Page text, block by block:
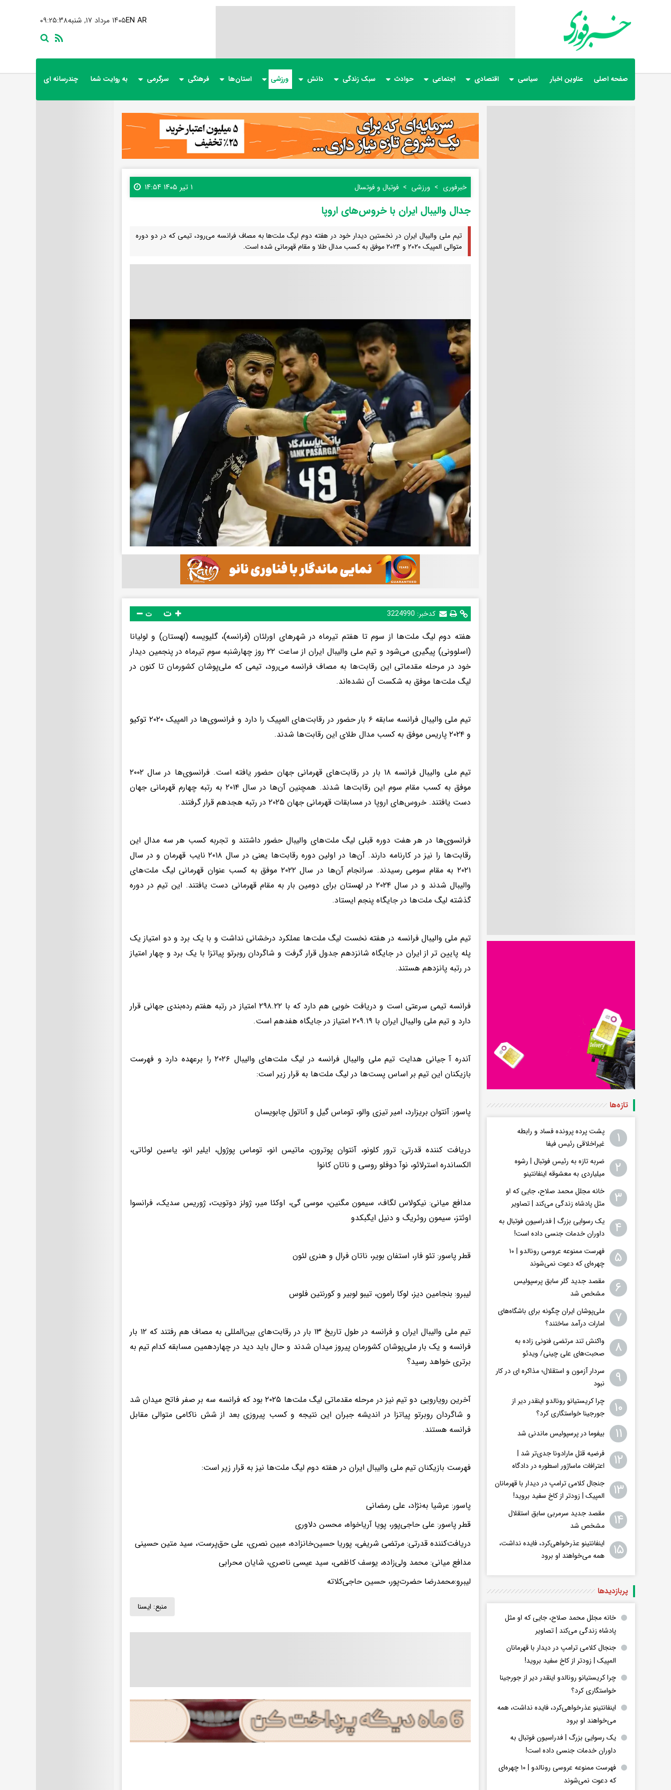
۰۹:۲۵:۳۹ ۱۴۰۵ مرداد ۱۷, شنبهEN AR
صفحه اصلی عناوین اخبار سیاسی اقتصادی اجتماعی حوادث سبک زندگی دانش ورزشی استان‌ها فرهنگی سرگرمی به روایت شما چندرسانه ای
خبرفوری ورزشی فوتبال و فوتسال ۱ تیر ۱۴۰۵ ۱۴:۵۴
جدال والیبال ایران با خروس‌های اروپا
تیم ملی والیبال ایران در نخستین دیدار خود در هفته دوم لیگ ملت‌ها به مصاف فرانسه می‌رود، تیمی که در دو دوره
متوالی المپیک ۲۰۲۰ و ۲۰۲۴ موفق به کسب مدال طلا و مقام قهرمانی شده است.
کدخبر: 3224990 ت
هفته دوم لیگ ملت‌ها از سوم تا هفتم تیرماه در شهرهای اورلئان (فرانسه)، گلیویسه (لهستان) و لولیانا
(اسلوونی) پیگیری می‌شود و تیم ملی والیبال ایران از ساعت ۲۲ روز چهارشنبه سوم تیرماه در پنجمین دیدار
خود در مرحله مقدماتی این رقابت‌ها به مصاف فرانسه می‌رود، تیمی که ملی‌پوشان کشورمان تا کنون در
لیگ ملت‌ها موفق به شکست آن نشده‌اند.
تیم ملی والیبال فرانسه سابقه ۶ بار حضور در رقابت‌های المپیک را دارد و فرانسوی‌ها در المپیک ۲۰۲۰ توکیو
و ۲۰۲۴ پاریس موفق به کسب مدال طلای این رقابت‌ها شدند.
تیم ملی والیبال فرانسه ۱۸ بار در رقابت‌های قهرمانی جهان حضور یافته است. فرانسوی‌ها در سال ۲۰۰۲
موفق به کسب مقام سوم این رقابت‌ها شدند. همچنین آن‌ها در سال ۲۰۱۴ به رتبه چهارم قهرمانی جهان
دست یافتند. خروس‌های اروپا در مسابقات قهرمانی جهان ۲۰۲۵ در رتبه هجدهم قرار گرفتند.
فرانسوی‌ها در هر هفت دوره قبلی لیگ ملت‌های والیبال حضور داشتند و تجربه کسب هر سه مدال این
رقابت‌ها را نیز در کارنامه دارند. آن‌ها در اولین دوره رقابت‌ها یعنی در سال ۲۰۱۸ نایب قهرمان و در سال
۲۰۲۱ به مقام سومی رسیدند. سرانجام آن‌ها در سال ۲۰۲۲ موفق به کسب عنوان قهرمانی لیگ ملت‌های
والیبال شدند و در سال ۲۰۲۴ در لهستان برای دومین بار به مقام قهرمانی دست یافتند. این تیم در دوره
گذشته لیگ ملت‌ها در جایگاه پنجم ایستاد.
تیم ملی والیبال فرانسه در هفته نخست لیگ ملت‌ها عملکرد درخشانی نداشت و با یک برد و دو امتیاز یک
پله پایین تر از ایران در جایگاه شانزدهم جدول قرار گرفت و شاگردان روبرتو پیاتزا با یک برد و چهار امتیاز
در رتبه پانزدهم هستند.
فرانسه تیمی سرعتی است و دریافت خوبی هم دارد که با ۲۹۸.۲۲ امتیاز در رتبه هفتم رده‌بندی جهانی قرار
دارد و تیم ملی والیبال ایران با ۲۰۹.۱۹ امتیاز در جایگاه هفدهم است.
آندره آ جیانی هدایت تیم ملی والیبال فرانسه در لیگ ملت‌های والیبال ۲۰۲۶ را برعهده دارد و فهرست
بازیکنان این تیم بر اساس پست‌ها در لیگ ملت‌ها به قرار زیر است:
پاسور: آنتوان بریزارد، امیر تیزی والو، توماس گیل و آناتول چابویسان
دریافت کننده قدرتی: ترور کلونو، آنتوان پوترون، ماتیس انو، توماس پوژول، ایلیر انو، یاسین لوئاتی،
الکساندره استرلائو، نوآ دوفلو روسی و ناتان کانوا
مدافع میانی: نیکولاس لگاف، سیمون مگنین، موسی گی، اوکئا میر، ژولز دوتویت، ژوریس سدیک، فرانسوا
اوئتز، سیمون روئریگ و دنیل ایگبکدو
قطر پاسور: تئو فار، استفان بویر، ناتان فرال و هنری لئون
لیبرو: بنجامین دیز، لوکا رامون، تیبو لوبیر و کورنتین فلوس
تیم ملی والیبال ایران و فرانسه در طول تاریخ ۱۳ بار در رقابت‌های بین‌المللی به مصاف هم رفتند که ۱۲ بار
فرانسه و یک بار ملی‌پوشان کشورمان پیروز میدان شدند و حال باید دید در چهاردهمین مسابقه کدام تیم به
برتری خواهد رسید؟
آخرین رویارویی دو تیم نیز در مرحله مقدماتی لیگ ملت‌ها ۲۰۲۵ بود که فرانسه سه بر صفر فاتح میدان شد
و شاگردان روبرتو پیاتزا در اندیشه جبران این نتیجه و کسب پیروزی بعد از شش ناکامی متوالی مقابل
فرانسه هستند.
فهرست بازیکنان تیم ملی والیبال ایران در هفته دوم لیگ ملت‌ها نیز به قرار زیر است:
پاسور: عرشیا به‌نژاد، علی رمضانی
قطر پاسور: علی حاجی‌پور، پویا آریاخواه، محسن دلاوری
دریافت‌کننده قدرتی: مرتضی شریفی، پوریا حسین‌خانزاده، مبین نصری، علی حق‌پرست، سید متین حسینی
مدافع میانی: محمد ولی‌زاده، یوسف کاظمی، سید عیسی ناصری، شایان محرابی
لیبرو:محمدرضا حضرت‌پور، حسین حاجی‌کلاته
منبع: ايسنا
تازه‌ها
۱
پشت پرده پرونده فساد و رابطه
غیراخلاقی‌ رئیس فیفا
۲
ضربه تازه به رئیس فوتبال | رشوه
میلیاردی به معشوقه اینفانتینو
۳
خانه مجلل محمد صلاح، جایی که او
مثل پادشاه زندگی می‌کند | تصاویر
۴
یک رسوایی بزرگ | فدراسیون فوتبال به
داوران خدمات جنسی داده است!
۵
فهرست ممنوعه عروسی رونالدو | ۱۰
چهره‌ای که دعوت نمی‌شوند
۶
مقصد جدید گلر سابق پرسپولیس
مشخص شد
۷
ملی‌پوشان ایران چگونه برای باشگاه‌های
امارات درآمد ساختند؟
۸
واکنش تند مرتضی فنونی زاده به
صحبت‌های علی چینی/ ویدئو
۹
سردار آزمون و استقلال؛ مذاکره ای در کار
نبود
۱۰
چرا کریستیانو رونالدو اینقدر دیر از
جورجینا خواستگاری کرد؟
۱۱ بیفوما در پرسپولیس ماندنی شد
۱۲
فرضیه قتل مارادونا جدی‌تر شد |
اعترافات ماساژور اسطوره در دادگاه
۱۳
جنجال کلامی ترامپ در دیدار با قهرمانان
المپیک | زودتر از کاخ سفید بروید!
۱۴
مقصد جدید سرمربی سابق استقلال
مشخص شد
۱۵
اینفانتینو عذرخواهی‌کرد، فایده نداشت،
همه می‌خواهند او برود
پربازدید‌ها
خانه مجلل محمد صلاح، جایی که او مثل
پادشاه زندگی می‌کند | تصاویر
جنجال کلامی ترامپ در دیدار با قهرمانان
المپیک | زودتر از کاخ سفید بروید!
چرا کریستیانو رونالدو اینقدر دیر از جورجینا
خواستگاری کرد؟
اینفانتینو عذرخواهی‌کرد، فایده نداشت، همه
می‌خواهند او برود
یک رسوایی بزرگ | فدراسیون فوتبال به
داوران خدمات جنسی داده است!
فهرست ممنوعه عروسی رونالدو | ۱۰ چهره‌ای
که دعوت نمی‌شوند